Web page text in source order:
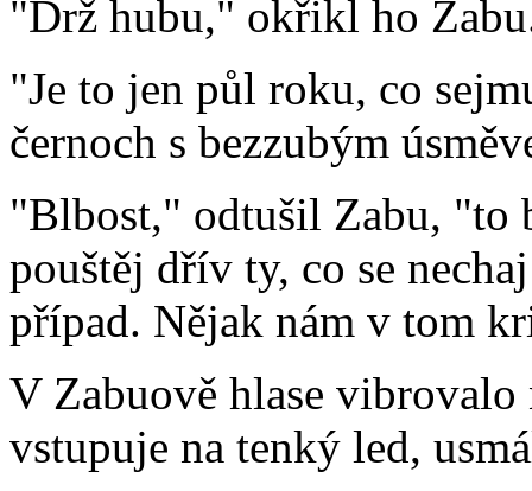
"Drž hubu," okřikl ho
"Je to jen půl roku, co
černoch s bezzubým
"Blbost," odtušil Zabu, "to
pouštěj dřív ty, co se
případ. Nějak nám v tom
V Zabuově hlase
vstupuje na tenký led,